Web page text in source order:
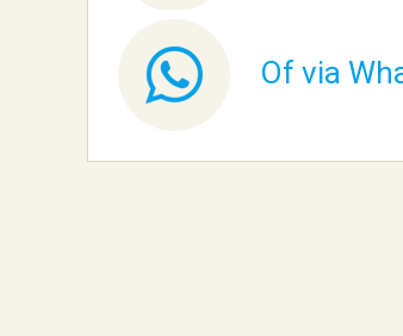
OCTOPUS RGB |
be quiet! PURE
Of via